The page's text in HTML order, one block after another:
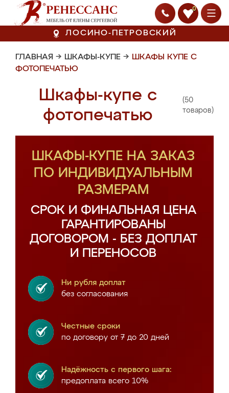
0
ЛОСИНО-ПЕТРОВСКИЙ
ГЛАВНАЯ → ШКАФЫ-КУПЕ → ШКАФЫ КУПЕ С
ФОТОПЕЧАТЬЮ
Шкафы-купе с
фотопечатью
(50
товаров)
ШКАФЫ-КУПЕ НА ЗАКАЗ
ПО ИНДИВИДУАЛЬНЫМ
РАЗМЕРАМ
СРОК И ФИНАЛЬНАЯ ЦЕНА
ГАРАНТИРОВАНЫ
ДОГОВОРОМ - БЕЗ ДОПЛАТ
И ПЕРЕНОСОВ
Ни рубля доплат
без согласования
Честные сроки
по договору от 7 до 20 дней
Надёжность с первого шага:
предоплата всего 10%